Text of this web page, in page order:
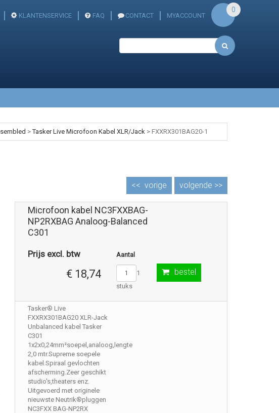
KLANTENSERVICE FAQ CONTACT MYACCOUNT
0
>Tasker Live Microfoon Kabel XLR/Jack> FXXRX301BAG20-1
volgende >>
<< vorige
Microfoon kabel NC3FXXBAG-
NP2RXBAG Analoog-Balanced
C301
Prijs excl. btw
€ 18,74
Aantal
1
stuks
bestel
Tasker® Live
FXXRX301BAG20 XLR-Jack
Unbalanced kabel Tasker
C301
1x2x0,24mm²soepel,analoog,lengte
2,0 mtr.Supreme soepele
kabel.Spiraal gevlochten
afscherming.Zeer geschikt
studio's,theaters enz.
Uitgevoerd met originele
nieuwste Neutrik®pluggen
NC3FXX BAG-NP2RX